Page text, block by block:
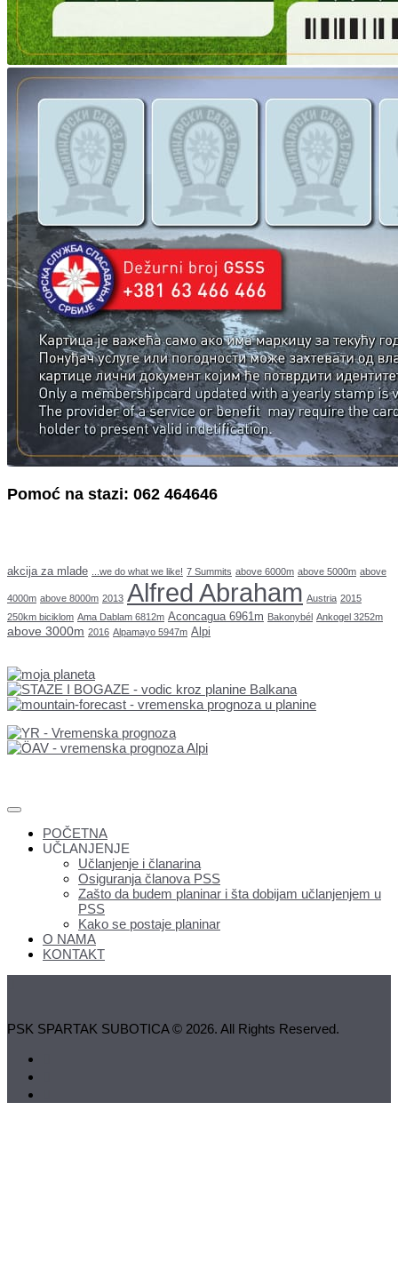
Pomoć na stazi: 062 464646
akcija za mlade ...we do what we like! 7 Summits above 6000m above 5000m above
4000m above 8000m 2013 Alfred Abraham Austria 2015
250km biciklom Ama Dablam 6812m Aconcagua 6961m Bakonybél Ankogel 3252m
above 3000m 2016 Alpamayo 5947m Alpi
POČETNA
UČLANJENJE
Učlanjenje i članarina
Osiguranja članova PSS
Zašto da budem planinar i šta dobijam učlanjenjem u
PSS
Kako se postaje planinar
O NAMA
KONTAKT
PSK SPARTAK SUBOTICA © 2026. All Rights Reserved.